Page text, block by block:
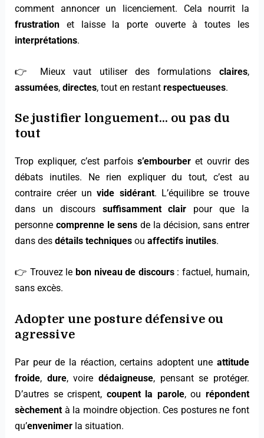
comment annoncer un licenciement. Cela nourrit la
frustration et laisse la porte ouverte à toutes les
interprétations.
👉 Mieux vaut utiliser des formulations claires,
assumées,directes, tout en restantrespectueuses.
Se justifier longuement… ou pas du
tout
Trop expliquer, c’est parfois s’embourberet ouvrir des
débats inutiles. Ne rien expliquer du tout, c’est au
contraire créer unvide sidérant. L’équilibre se trouve
dans un discours suffisamment clair pour que la
personne comprenne le sens de la décision, sans entrer
dans desdétails techniques ouaffectifs inutiles.
👉 Trouvez le bon niveau de discours: factuel, humain,
sans excès.
Adopter une posture défensive ou
agressive
Par peur de la réaction, certains adoptent une attitude
froide, dure, voire dédaigneuse, pensant se protéger.
D’autres se crispent, coupent la parole, ou répondent
sèchementà la moindre objection. Ces postures ne font
qu’envenimer la situation.